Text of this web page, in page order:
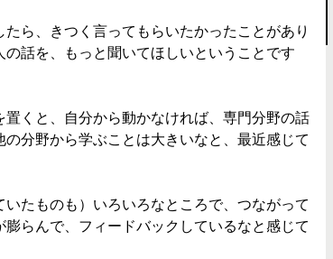
ら、きつく言ってもらいたかったことがあり
話を、もっと聞いてほしいということです
くと、自分から動かなければ、専門分野の話
分野から学ぶことは大きいなと、最近感じて
たものも）いろいろなところで、つながって
らんで、フィードバックしているなと感じて